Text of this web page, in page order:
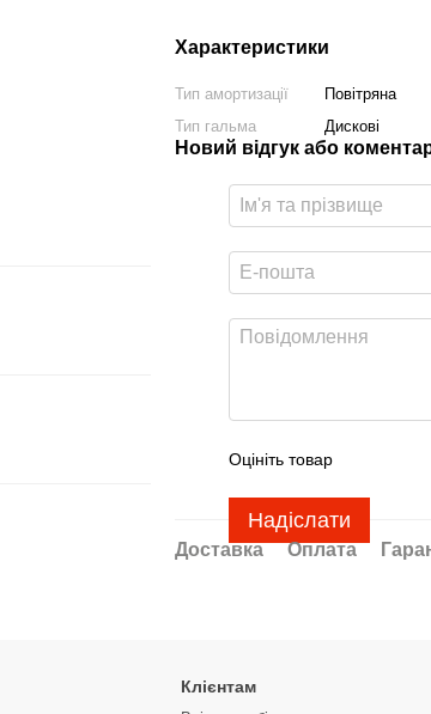
Характеристики
Тип амортизації
Повітряна
Тип гальма
Дискові
Новий відгук або
Оцініть товар
Надіслати
Доставка Оплата
Клієнтам